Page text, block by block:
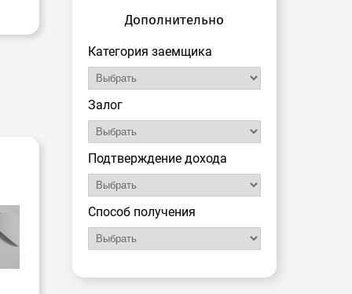
Дополнительно
Категория заемщика
Залог
Подтверждение дохода
Способ получения